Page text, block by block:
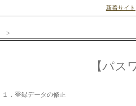
新着サイト
>
【パス
１．登録データの修正